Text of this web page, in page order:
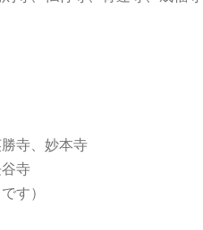
寺、妙本寺
寺
す）